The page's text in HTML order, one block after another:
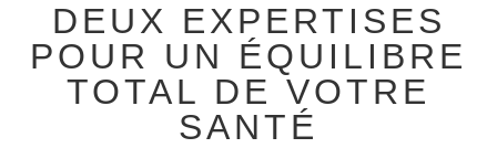
DEUX EXPERTISES
POUR UN ÉQUILIBRE
TOTAL DE VOTRE
SANTÉ